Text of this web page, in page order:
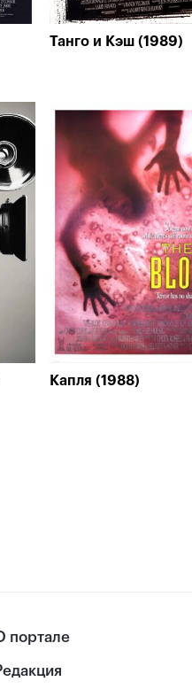
Танго и Кэш (1989)
Капля (1988)
портале